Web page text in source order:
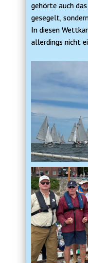
gehörte auch
gesegelt,
In diesen
allerdings nicht